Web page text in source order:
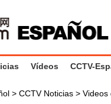
Vídeos CCTV-
> CCTV Noticias > Videos